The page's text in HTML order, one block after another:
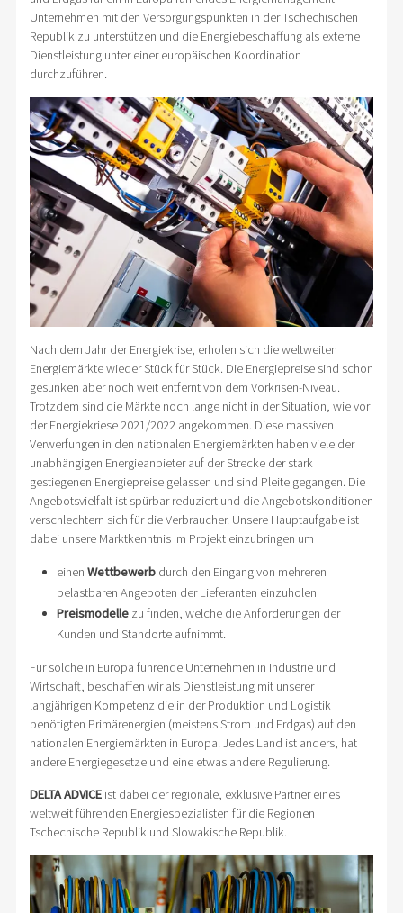
Unternehmen mit den Versorgungspunkten in der Tschechischen
Republik zu unterstützen und die Energiebeschaffung als externe
Dienstleistung unter einer europäischen Koordination
durchzuführen.
Nach dem Jahr der Energiekrise, erholen sich die weltweiten
Energiemärkte wieder Stück für Stück. Die Energiepreise sind schon
gesunken aber noch weit entfernt von dem Vorkrisen-Niveau.
Trotzdem sind die Märkte noch lange nicht in der Situation, wie vor
der Energiekriese 2021/2022 angekommen. Diese massiven
Verwerfungen in den nationalen Energiemärkten haben viele der
unabhängigen Energieanbieter auf der Strecke der stark
gestiegenen Energiepreise gelassen und sind Pleite gegangen. Die
Angebotsvielfalt ist spürbar reduziert und die Angebotskonditionen
verschlechtern sich für die Verbraucher. Unsere Hauptaufgabe ist
dabei unsere Marktkenntnis Im Projekt einzubringen um
einen Wettbewerbdurch den Eingang von mehreren
belastbaren Angeboten der Lieferanten einzuholen
Preismodellezu finden, welche die Anforderungen der
Kunden und Standorte aufnimmt.
Für solche in Europa führende Unternehmen in Industrie und
Wirtschaft, beschaffen wir als Dienstleistung mit unserer
langjährigen Kompetenz die in der Produktion und Logistik
benötigten Primärenergien (meistens Strom und Erdgas) auf den
nationalen Energiemärkten in Europa. Jedes Land ist anders, hat
andere Energiegesetze und eine etwas andere Regulierung.
DELTA ADVICEist dabei der regionale, exklusive Partner eines
weltweit führenden Energiespezialisten für die Regionen
Tschechische Republik und Slowakische Republik.